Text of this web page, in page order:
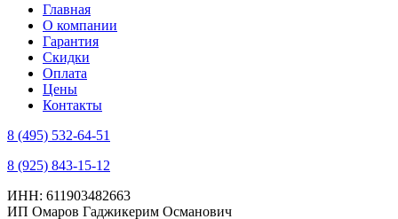
Главная
О компании
Гарантия
Скидки
Оплата
Цены
Контакты
8 (495) 532-64-51
8 (925) 843-15-12
ИНН: 611903482663
ИП Омаров Гаджикерим Османович